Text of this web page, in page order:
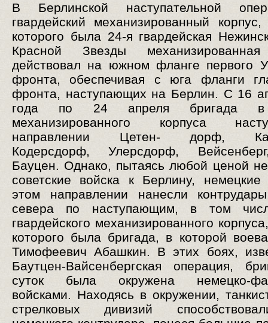
В Берлинской наступательной
гвардейский механизированный
которого была 24-я гвардейская
Красной Звезды
действовал на южном фланге первого
фронта, обеспечивая с юга фланги
фронта, наступающих на Берлин. С 16
года по 24 апреля бригада в
механизированного корпуса
направлении Цетен- дорф,
Кодерсдорф, Улерсдорф,
Бауцен. Однако, пытаясь любой ценой не
советские войска к Берлину,
этом направлении нанесли
севера по наступающим, в том
гвардейского механизированного
которого была бригада, в которой
Тимофеевич Абашкин. В этих боях,
Баутцен-Вайсенбергская операция,
суток была окружена немецко-
войсками. Находясь в окружении,
стрелковых дивизий